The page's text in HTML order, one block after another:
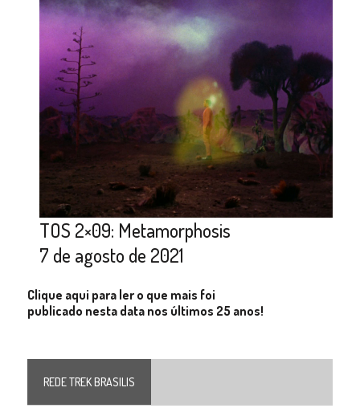
TOS 2×09: Metamorphosis
7 de agosto de 2021
Clique aqui para ler o que mais foi
publicado nesta data nos últimos 25 anos!
REDE TREK BRASILIS